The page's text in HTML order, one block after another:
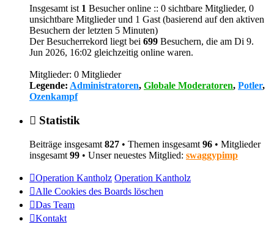
Insgesamt ist 1 Besucher online :: 0 sichtbare Mitglieder, 0
unsichtbare Mitglieder und 1 Gast (basierend auf den aktiven
Besuchern der letzten 5 Minuten)
Der Besucherrekord liegt bei 699 Besuchern, die am Di 9.
Jun 2026, 16:02 gleichzeitig online waren.
Mitglieder: 0 Mitglieder
Legende: Administratoren, Globale Moderatoren, Potler,
Ozenkampf
Statistik
Beiträge insgesamt 827 • Themen insgesamt 96 • Mitglieder
insgesamt 99 • Unser neuestes Mitglied: swaggypimp
Operation Kantholz Operation Kantholz
Alle Cookies des Boards löschen
Das Team
Kontakt